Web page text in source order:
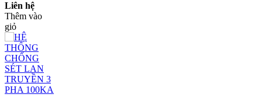
Liên hệ
Thêm vào
giỏ